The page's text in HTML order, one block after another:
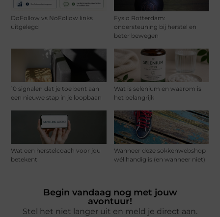
DoFollow vs NoFollow links
uitgelegd
Fysio Rotterdam:
ondersteuning bij herstel en
beter bewegen
10 signalen dat je toe bent aan
een nieuwe stap in je loopbaan
Wat is selenium en waarom is
het belangrijk
Wat een herstelcoach voor jou
betekent
Wanneer deze sokkenwebshop
wél handig is (en wanneer niet)
Begin vandaag nog met jouw
avontuur!
Stel het niet langer uit en meld je direct aan.